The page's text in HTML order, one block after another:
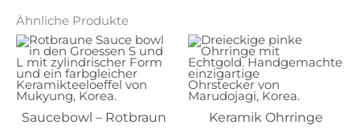
Ähnliche Produkte
Saucebowl – Rotbraun Keramik Ohrringe